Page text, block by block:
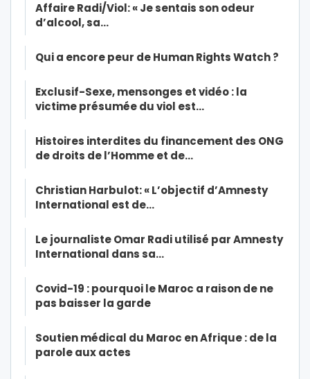
Affaire Radi/Viol: « Je sentais son odeur
d’alcool, sa…
Qui a encore peur de Human Rights Watch ?
Exclusif-Sexe, mensonges et vidéo : la
victime présumée du viol est…
Histoires interdites du financement des ONG
de droits de l’Homme et de…
Christian Harbulot: « L’objectif d’Amnesty
International est de…
Le journaliste Omar Radi utilisé par Amnesty
International dans sa…
Covid-19 : pourquoi le Maroc a raison de ne
pas baisser la garde
Soutien médical du Maroc en Afrique : de la
parole aux actes